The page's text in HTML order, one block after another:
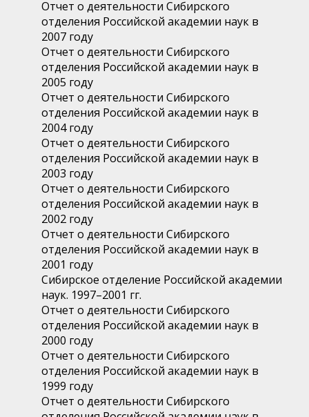
Отчет о деятельности Сибирского
отделения Российской академии наук в
2007 году
Отчет о деятельности Сибирского
отделения Российской академии наук в
2005 году
Отчет о деятельности Сибирского
отделения Российской академии наук в
2004 году
Отчет о деятельности Сибирского
отделения Российской академии наук в
2003 году
Отчет о деятельности Сибирского
отделения Российской академии наук в
2002 году
Отчет о деятельности Сибирского
отделения Российской академии наук в
2001 году
Сибирское отделение Российской академии
наук. 1997–2001 гг.
Отчет о деятельности Сибирского
отделения Российской академии наук в
2000 году
Отчет о деятельности Сибирского
отделения Российской академии наук в
1999 году
Отчет о деятельности Сибирского